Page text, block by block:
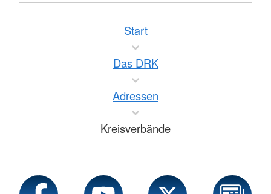
Start
Das DRK
Adressen
Kreisverbände